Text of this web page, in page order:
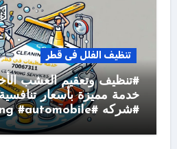
تنظيف الفلل فى قطر
#تنظيف وتعقيم العشب
#شركه #cleaning #automobile